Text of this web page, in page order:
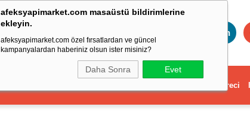
afeksyapimarket.com masaüstü bildirimlerine
ekleyin.
afeksyapimarket.com özel fırsatlardan ve güncel
kampanyalardan haberiniz olsun ister misiniz?
Daha Sonra Evet
Toptan
Dekorasyon ve Ev Gereci